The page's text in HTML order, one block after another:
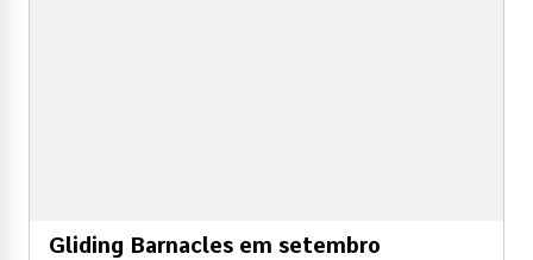
Gliding Barnacles em setembro